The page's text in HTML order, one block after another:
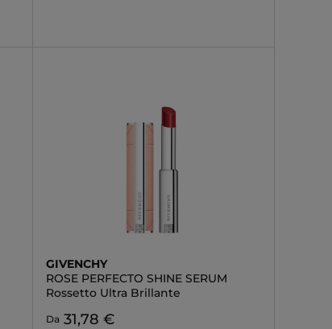
GIVENCHY
ROSE PERFECTO SHINE SERUM
Rossetto Ultra Brillante
Da 31,78 €